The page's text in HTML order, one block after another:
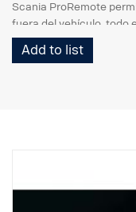
Scania ProRemote
fuera del vehículo, todo
carga esté
de peso y las normativas
generación NTG. En el
SESAMM7,
Add to list